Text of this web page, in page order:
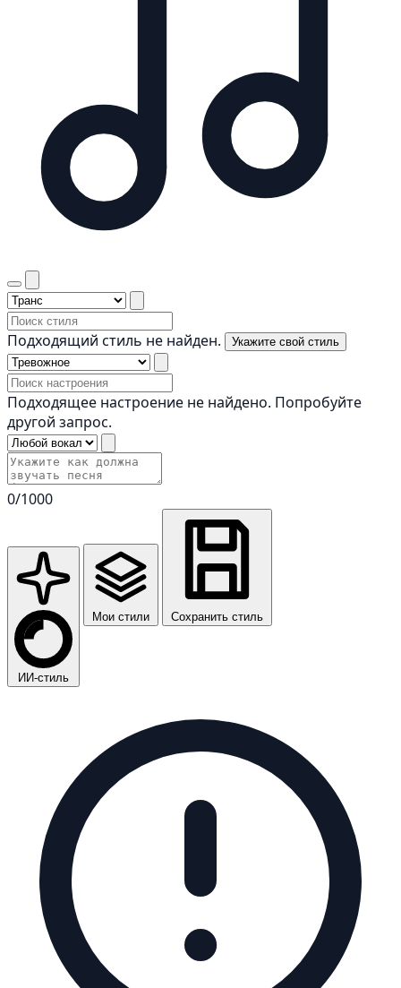
Подходящий стиль не найден. Укажите свой стиль
Подходящее настроение не найдено. Попробуйте
другой запрос.
0/1000
ИИ-стиль
Мои стили Сохранить стиль